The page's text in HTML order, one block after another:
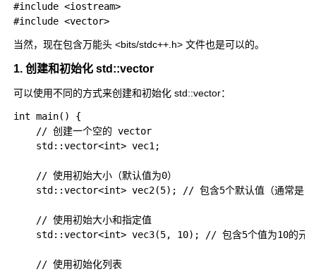
#include <iostream>
当然，现在包含万能头 <bits/stdc++.h> 文件也是可以的。
1. 创建和初始化 std::vector
可以使用不同的方式来创建和初始化 std::vector：
int main() {
    // 创建一个空的 vector
    std::vector<int> vec1;
    // 使用初始大小（默认值为0）
std::vector<int> vec2(5); // 包含5个默认值（通常是0
    // 使用初始大小和指定值
std::vector<int> vec3(5, 10); // 包含5个值为10的元
    // 使用初始化列表